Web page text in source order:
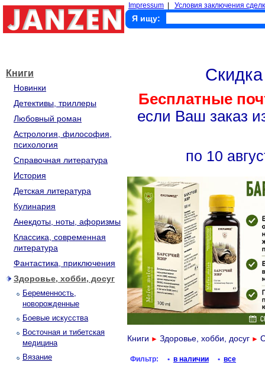
Impressum Условия заключения
Я ищу:
Книги
Новинки
Детективы, триллеры
Любовный роман
Астрология, философия,
психология
Справочная литература
История
Детская литература
Кулинария
Анекдоты, ноты, афоризмы
Классика, современная
литература
Фантастика, приключения
Здоровье, хобби, досуг
Беременность,
новорожденные
Боевые искусства
Восточная и тибетская
медицина
Вязание
Бесплатные
если Ваш заказ
по 10
Книги ► Здоровье, хобби, досуг ►
Фильтр: • в наличии • все